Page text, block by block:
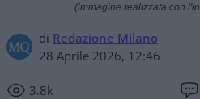
di Redazione Milano
28 Aprile 2026, 12:46
3.8k
(immagine realizzata con